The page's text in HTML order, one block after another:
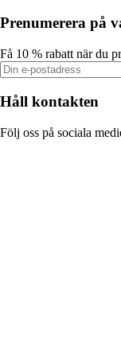
Prenumerera på
Få 10 % rabatt när du
Håll kontakten
Följ oss på sociala